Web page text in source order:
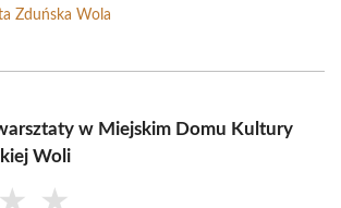
Zduńska Wola
w Miejskim Domu Kultury
Woli